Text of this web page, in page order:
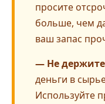
просите
больше, чем
ваш запас
— Не
деньги в
Используйте